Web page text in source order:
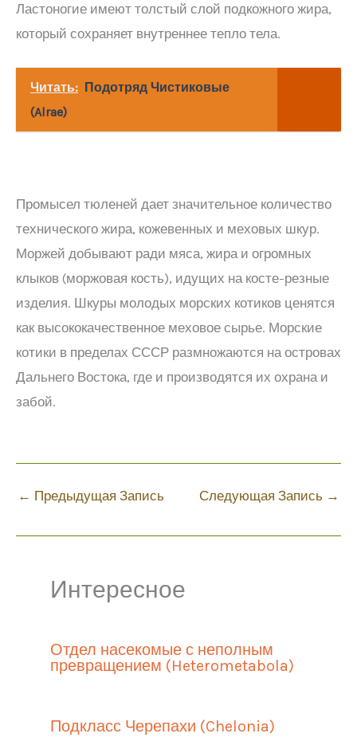
Ластоногие имеют толстый слой подкожного жира,
который сохраняет внутреннее тепло тела.
Читать: Подотряд Чистиковые
(Alrae)
Промысел тюленей дает значительное количество
технического жира, кожевенных и меховых шкур.
Моржей добывают ради мяса, жира и огромных
клыков (моржовая кость), идущих на косте-резные
изделия. Шкуры молодых морских котиков ценятся
как высококачественное меховое сырье. Морские
котики в пределах СССР размножаются на островах
Дальнего Востока, где и производятся их охрана и
забой.
← Предыдущая Запись Следующая Запись →
Интересное
Отдел насекомые с неполным
превращением (Heterometabola)
Подкласс Черепахи (Chelonia)